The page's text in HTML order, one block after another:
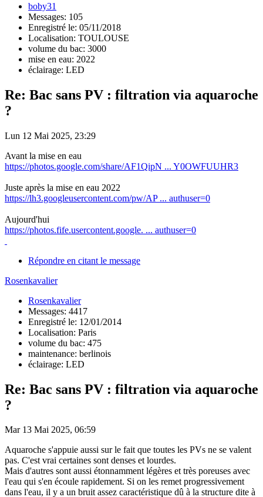
boby31
Messages: 105
Enregistré le: 05/11/2018
Localisation: TOULOUSE
volume du bac: 3000
mise en eau: 2022
éclairage: LED
Re: Bac sans PV : filtration via aquaroche
?
Lun 12 Mai 2025, 23:29
Avant la mise en eau
https://photos.google.com/share/AF1QipN ... Y0OWFUUHR3
Juste après la mise en eau 2022
https://lh3.googleusercontent.com/pw/AP ... authuser=0
Aujourd'hui
https://photos.fife.usercontent.google. ... authuser=0
Répondre en citant le message
Rosenkavalier
Rosenkavalier
Messages: 4417
Enregistré le: 12/01/2014
Localisation: Paris
volume du bac: 475
maintenance: berlinois
éclairage: LED
Re: Bac sans PV : filtration via aquaroche
?
Mar 13 Mai 2025, 06:59
Aquaroche s'appuie aussi sur le fait que toutes les PVs ne se valent
pas. C'est vrai certaines sont denses et lourdes.
Mais d'autres sont aussi étonnamment légères et très poreuses avec
l'eau qui s'en écoule rapidement. Si on les remet progressivement
dans l'eau, il y a un bruit assez caractéristique dû à la structure dite à